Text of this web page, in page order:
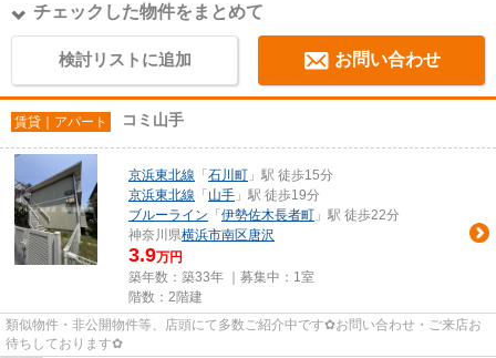
チェックした物件をまとめて
検討リストに追加 お問い合わせ
賃貸｜アパート コミ山手
京浜東北線 「 石川町 」駅 徒歩15分
京浜東北線 「 山手 」駅 徒歩19分
ブルーライン 「 伊勢佐木長者町 」駅 徒歩22分
神奈川県横浜市南区唐沢
3.9万円
築年数：築33年 ｜募集中： 1室
階数：2階建
類似物件・非公開物件等、店頭にて多数ご紹介中です✿お問い合わせ・ご来店お
待ちしております✿